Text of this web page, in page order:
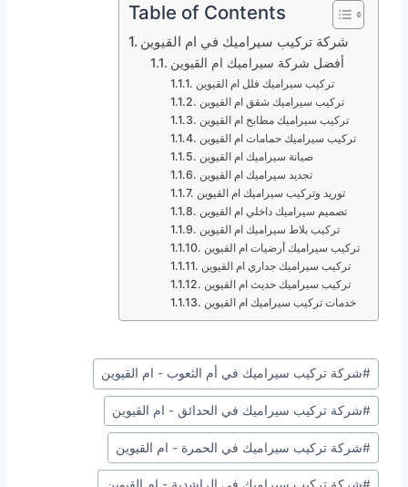
Table of Contents
شركة تركيب سيراميك في ام القيوين
أفضل شركة سيراميك ام القيوين
تركيب سيراميك فلل ام القيوين
تركيب سيراميك شقق ام القيوين
تركيب سيراميك مطابخ ام القيوين
تركيب سيراميك حمامات ام القيوين
صيانة سيراميك ام القيوين
تجديد سيراميك ام القيوين
توريد وتركيب سيراميك ام القيوين
تصميم سيراميك داخلي ام القيوين
تركيب بلاط سيراميك ام القيوين
تركيب سيراميك أرضيات ام القيوين
تركيب سيراميك جداري ام القيوين
تركيب سيراميك حديث ام القيوين
خدمات تركيب سيراميك ام القيوين
وسوم
المقال:
#شركة تركيب سيراميك في أم الثعوب - ام القيوين
#شركة تركيب سيراميك في الحدائق - ام القيوين
#شركة تركيب سيراميك في الحمرة - ام القيوين